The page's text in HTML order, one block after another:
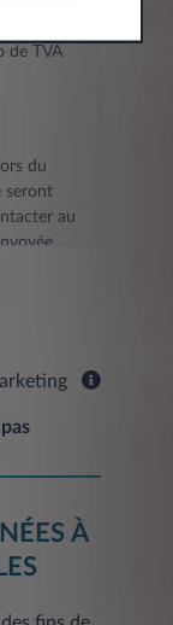
de TVA
du
seront
au
aux fins
pour le
de la
aux
À